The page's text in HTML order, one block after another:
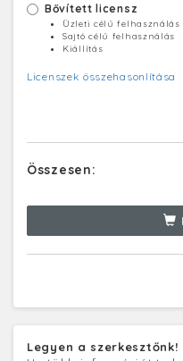
Bővített licensz
Üzleti célú felhasználás
Sajtó célú felhasználás
Kiállítás
Licenszek összehasonlítása
Összesen:
Legyen a szerkesztőnk!